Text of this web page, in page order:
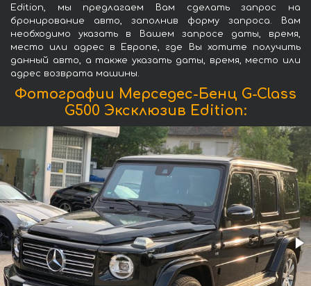
Edition, мы предлагаем Вам сделать запрос на
бронирование авто, заполнив форму запроса. Вам
необходимо указать в Вашем запросе даты, время,
место или адрес в Европе, где Вы хотите получить
данный авто, а также указать даты, время, место или
адрес возврата машины.
Фотографии Мерседес-Бенц G-Class
G500 Эксклюзив Edition: